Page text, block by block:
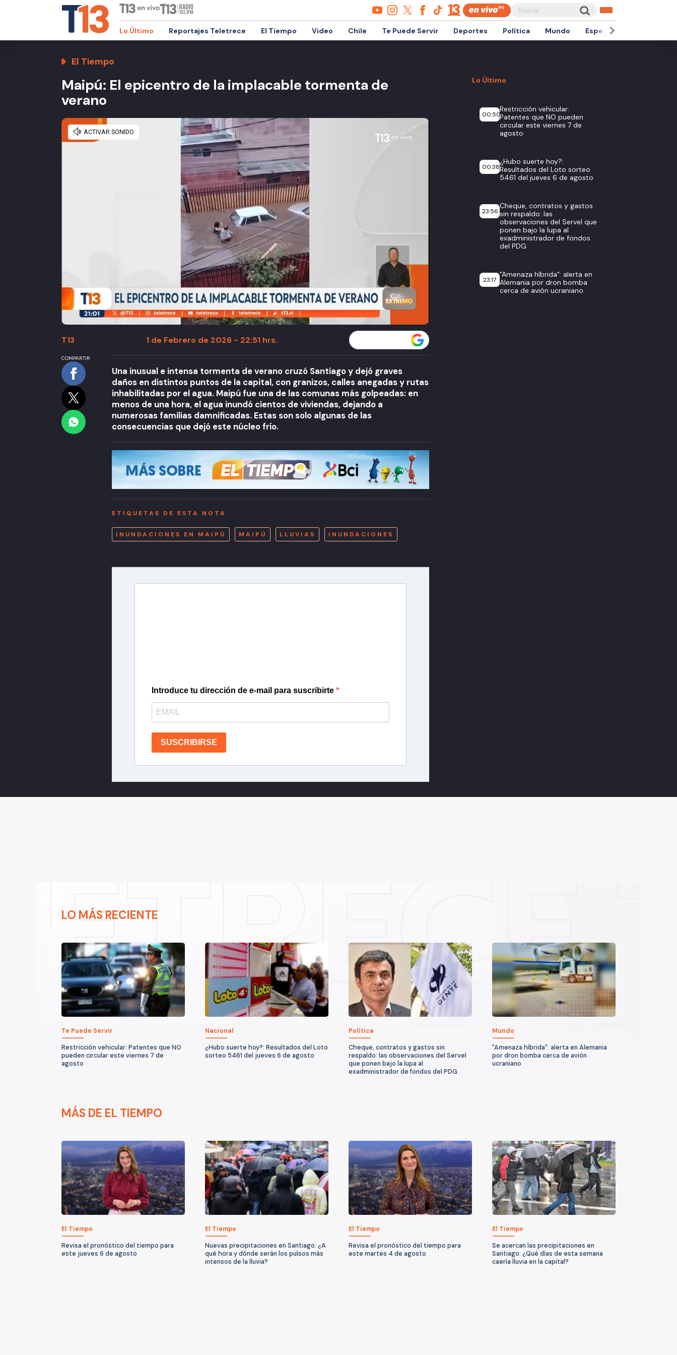
Lo Último Reportajes Teletrece El Tiempo Video Chile Te Puede Servir Deportes Política Mundo Espectáculos
El Tiempo
Maipú: El epicentro de la implacable tormenta de
verano
T13 1 de Febrero de 2026 - 22:51 hrs.
COMPARTIR
Una inusual e intensa tormenta de verano cruzó Santiago y dejó graves
daños en distintos puntos de la capital, con granizos, calles anegadas y rutas
inhabilitadas por el agua. Maipú fue una de las comunas más golpeadas: en
menos de una hora, el agua inundó cientos de viviendas, dejando a
numerosas familias damnificadas. Estas son solo algunas de las
consecuencias que dejó este núcleo frío.
ETIQUETAS DE ESTA NOTA
INUNDACIONES EN MAIPÚ MAIPÚ LLUVIAS INUNDACIONES
Introduce tu dirección de e-mail para suscribirte
SUSCRIBIRSE
Lo Último
00:50
Restricción vehicular:
Patentes que NO pueden
circular este viernes 7 de
agosto
00:38
¿Hubo suerte hoy?:
Resultados del Loto sorteo
5461 del jueves 6 de agosto
23:56
Cheque, contratos y gastos
sin respaldo: las
observaciones del Servel que
ponen bajo la lupa al
exadministrador de fondos
del PDG
23:17
"Amenaza híbrida": alerta en
Alemania por dron bomba
cerca de avión ucraniano
LO MÁS RECIENTE
Te Puede Servir
Restricción vehicular: Patentes que NO
pueden circular este viernes 7 de
agosto
Nacional
¿Hubo suerte hoy?: Resultados del Loto
sorteo 5461 del jueves 6 de agosto
Política
Cheque, contratos y gastos sin
respaldo: las observaciones del Servel
que ponen bajo la lupa al
exadministrador de fondos del PDG
Mundo
"Amenaza híbrida": alerta en Alemania
por dron bomba cerca de avión
ucraniano
MÁS DE EL TIEMPO
El Tiempo
Revisa el pronóstico del tiempo para
este jueves 6 de agosto
El Tiempo
Nuevas precipitaciones en Santiago: ¿A
qué hora y dónde serán los pulsos más
intensos de la lluvia?
El Tiempo
Revisa el pronóstico del tiempo para
este martes 4 de agosto
El Tiempo
Se acercan las precipitaciones en
Santiago: ¿Qué días de esta semana
caería lluvia en la capital?